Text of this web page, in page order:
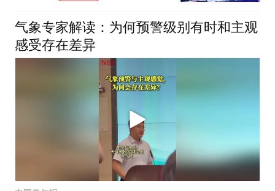
气象专家解读：为何预警级别有时和主观
感受存在差异